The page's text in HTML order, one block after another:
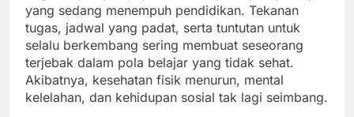
yang sedang menempuh pendidikan. Tekanan
tugas, jadwal yang padat, serta tuntutan untuk
selalu berkembang sering membuat seseorang
terjebak dalam pola belajar yang tidak sehat.
Akibatnya, kesehatan fisik menurun, mental
kelelahan, dan kehidupan sosial tak lagi seimbang.